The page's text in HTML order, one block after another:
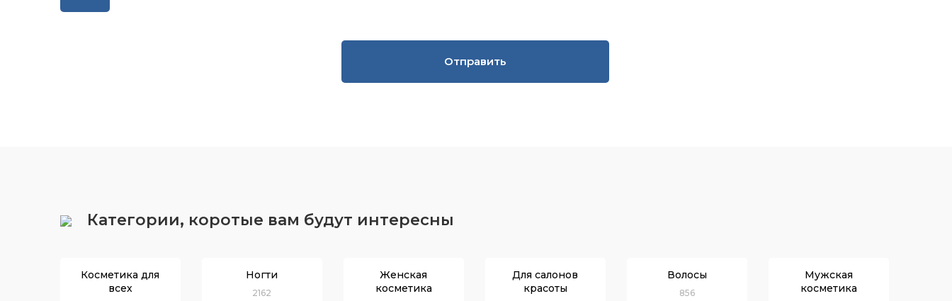
Отправить
Категории, коротые вам будут интересны
Косметика для
всех
Ногти
2162
Женская
косметика
Для салонов
красоты
Волосы
856
Мужская
косметика